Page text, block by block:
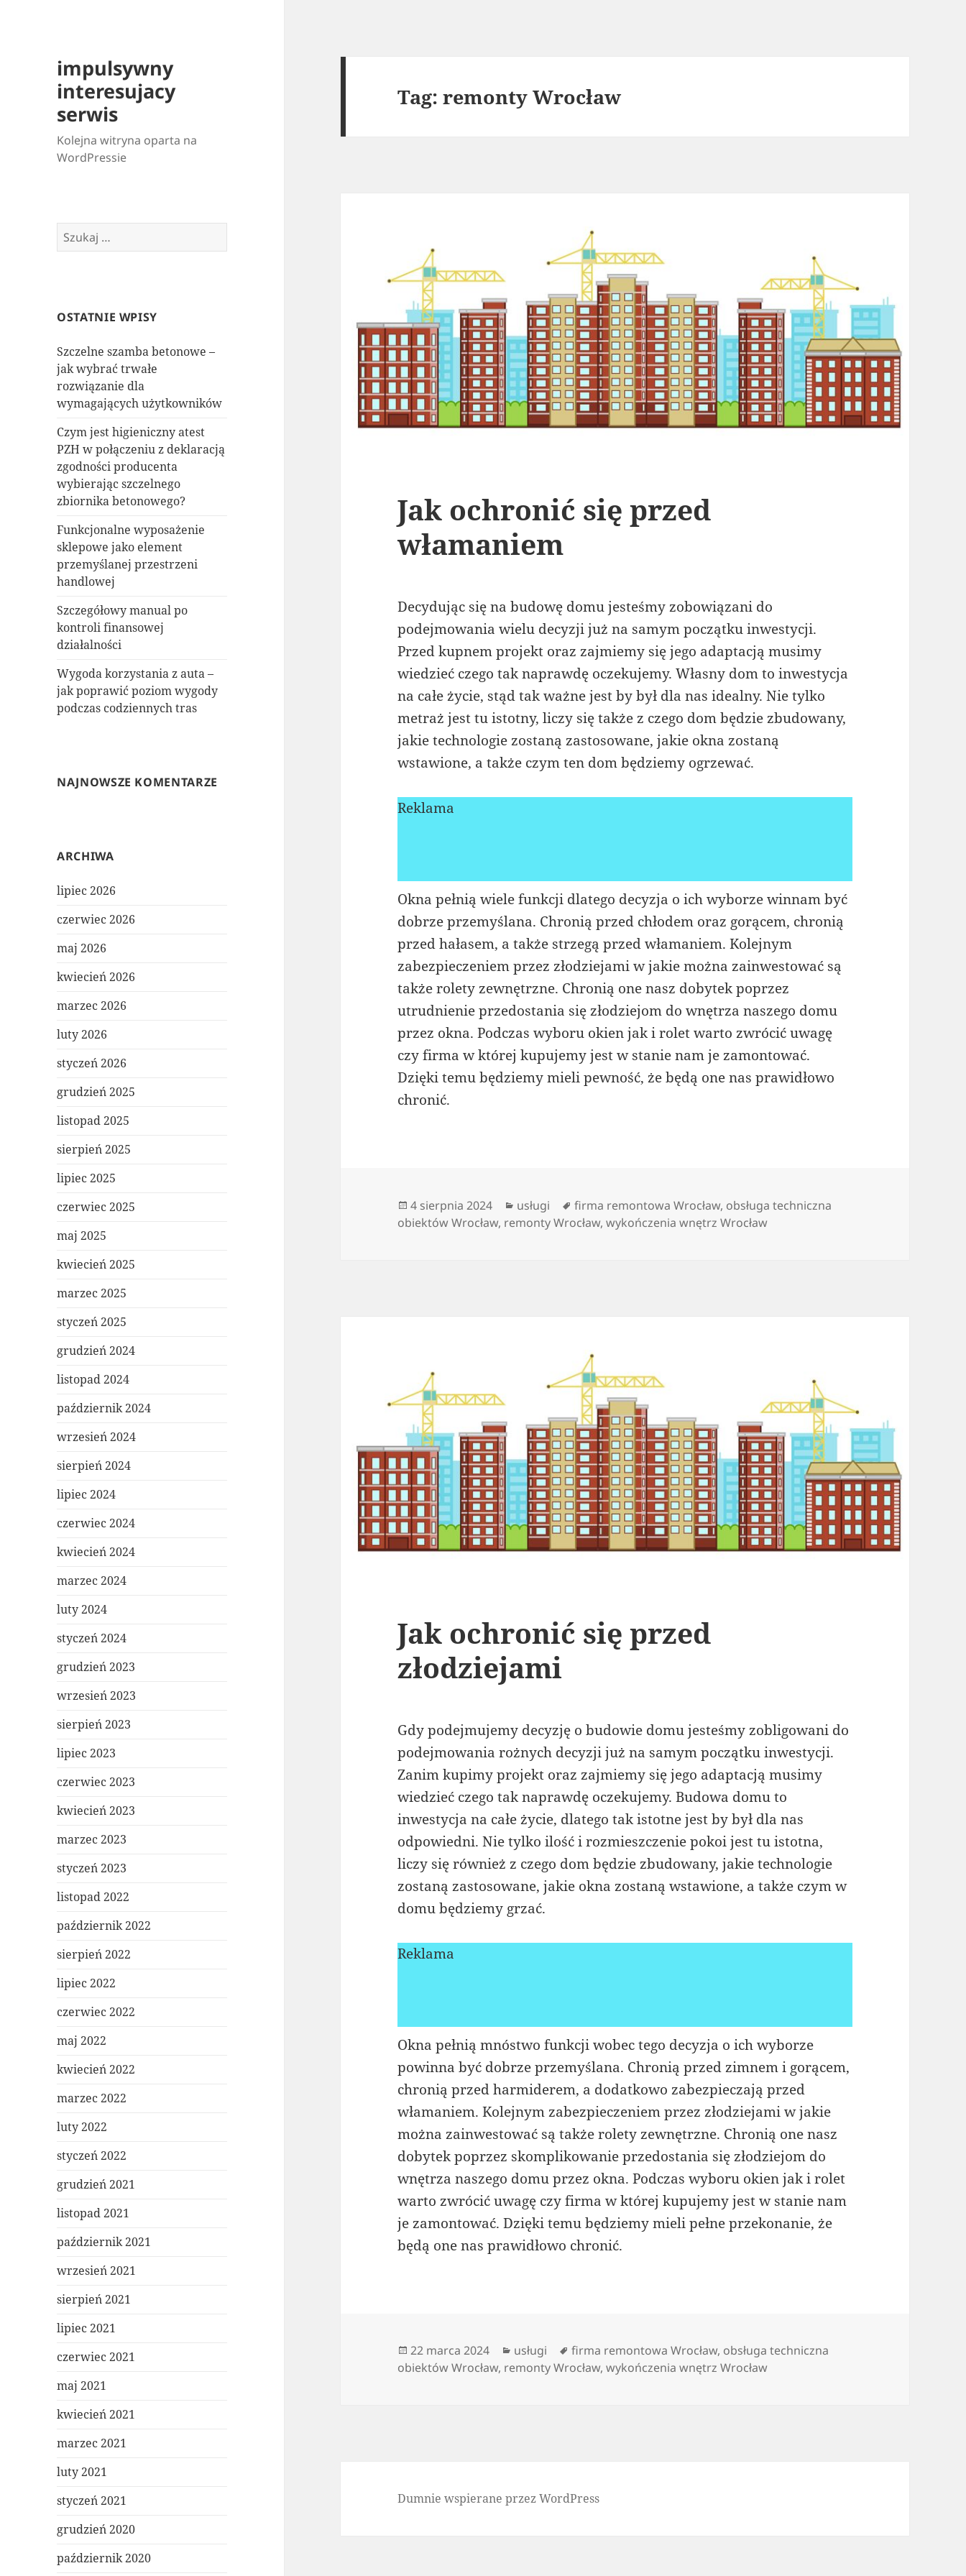
impulsywny
interesujacy
serwis
Kolejna witryna oparta na
WordPressie
Szukaj:
OSTATNIE WPISY
Szczelne szamba betonowe –
jak wybrać trwałe
rozwiązanie dla
wymagających użytkowników
Czym jest higieniczny atest
PZH w połączeniu z deklaracją
zgodności producenta
wybierając szczelnego
zbiornika betonowego?
Funkcjonalne wyposażenie
sklepowe jako element
przemyślanej przestrzeni
handlowej
Szczegółowy manual po
kontroli finansowej
działalności
Wygoda korzystania z auta –
jak poprawić poziom wygody
podczas codziennych tras
NAJNOWSZE KOMENTARZE
ARCHIWA
lipiec 2026
czerwiec 2026
maj 2026
kwiecień 2026
marzec 2026
luty 2026
styczeń 2026
grudzień 2025
listopad 2025
sierpień 2025
lipiec 2025
czerwiec 2025
maj 2025
kwiecień 2025
marzec 2025
styczeń 2025
grudzień 2024
listopad 2024
październik 2024
wrzesień 2024
sierpień 2024
lipiec 2024
czerwiec 2024
kwiecień 2024
marzec 2024
luty 2024
styczeń 2024
grudzień 2023
wrzesień 2023
sierpień 2023
lipiec 2023
czerwiec 2023
kwiecień 2023
marzec 2023
styczeń 2023
listopad 2022
październik 2022
sierpień 2022
lipiec 2022
czerwiec 2022
maj 2022
kwiecień 2022
marzec 2022
luty 2022
styczeń 2022
grudzień 2021
listopad 2021
październik 2021
wrzesień 2021
sierpień 2021
lipiec 2021
czerwiec 2021
maj 2021
kwiecień 2021
marzec 2021
luty 2021
styczeń 2021
grudzień 2020
październik 2020
Tag:remonty Wrocław
Jak ochronić się przed
włamaniem
Decydując się na budowę domu jesteśmy zobowiązani do
podejmowania wielu decyzji już na samym początku inwestycji.
Przed kupnem projekt oraz zajmiemy się jego adaptacją musimy
wiedzieć czego tak naprawdę oczekujemy. Własny dom to inwestycja
na całe życie, stąd tak ważne jest by był dla nas idealny. Nie tylko
metraż jest tu istotny, liczy się także z czego dom będzie zbudowany,
jakie technologie zostaną zastosowane, jakie okna zostaną
wstawione, a także czym ten dom będziemy ogrzewać.
Reklama
Okna pełnią wiele funkcji dlatego decyzja o ich wyborze winnam być
dobrze przemyślana. Chronią przed chłodem oraz gorącem, chronią
przed hałasem, a także strzegą przed włamaniem. Kolejnym
zabezpieczeniem przez złodziejami w jakie można zainwestować są
także rolety zewnętrzne. Chronią one nasz dobytek poprzez
utrudnienie przedostania się złodziejom do wnętrza naszego domu
przez okna. Podczas wyboru okien jak i rolet warto zwrócić uwagę
czy firma w której kupujemy jest w stanie nam je zamontować.
Dzięki temu będziemy mieli pewność, że będą one nas prawidłowo
chronić.
Data
publikacji
4 sierpnia 2024 Kategorie
usługi Tagi
firma remontowa Wrocław, obsługa techniczna
obiektów Wrocław, remonty Wrocław,wykończenia wnętrz Wrocław
Jak ochronić się przed
złodziejami
Gdy podejmujemy decyzję o budowie domu jesteśmy zobligowani do
podejmowania rożnych decyzji już na samym początku inwestycji.
Zanim kupimy projekt oraz zajmiemy się jego adaptacją musimy
wiedzieć czego tak naprawdę oczekujemy. Budowa domu to
inwestycja na całe życie, dlatego tak istotne jest by był dla nas
odpowiedni. Nie tylko ilość i rozmieszczenie pokoi jest tu istotna,
liczy się również z czego dom będzie zbudowany, jakie technologie
zostaną zastosowane, jakie okna zostaną wstawione, a także czym w
domu będziemy grzać.
Reklama
Okna pełnią mnóstwo funkcji wobec tego decyzja o ich wyborze
powinna być dobrze przemyślana. Chronią przed zimnem i gorącem,
chronią przed harmiderem, a dodatkowo zabezpieczają przed
włamaniem. Kolejnym zabezpieczeniem przez złodziejami w jakie
można zainwestować są także rolety zewnętrzne. Chronią one nasz
dobytek poprzez skomplikowanie przedostania się złodziejom do
wnętrza naszego domu przez okna. Podczas wyboru okien jak i rolet
warto zwrócić uwagę czy firma w której kupujemy jest w stanie nam
je zamontować. Dzięki temu będziemy mieli pełne przekonanie, że
będą one nas prawidłowo chronić.
Data
publikacji
22 marca 2024 Kategorie
usługi Tagi
firma remontowa Wrocław, obsługa techniczna
obiektów Wrocław, remonty Wrocław,wykończenia wnętrz Wrocław
Dumnie wspierane przez WordPress